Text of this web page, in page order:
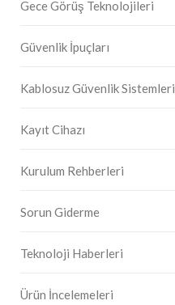
Gece Görüş Teknolojileri
Güvenlik İpuçları
Kablosuz Güvenlik Sistemleri
Kayıt Cihazı
Kurulum Rehberleri
Sorun Giderme
Teknoloji Haberleri
Ürün İncelemeleri